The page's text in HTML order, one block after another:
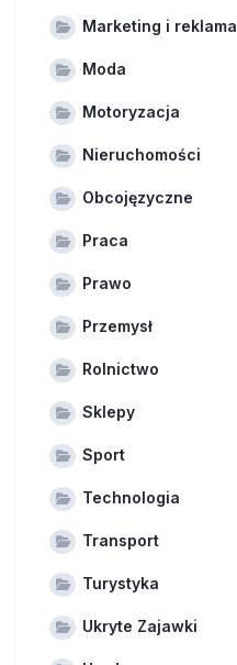
Marketing i reklama
Moda
Motoryzacja
Nieruchomości
Obcojęzyczne
Praca
Prawo
Przemysł
Rolnictwo
Sklepy
Sport
Technologia
Transport
Turystyka
Ukryte Zajawki